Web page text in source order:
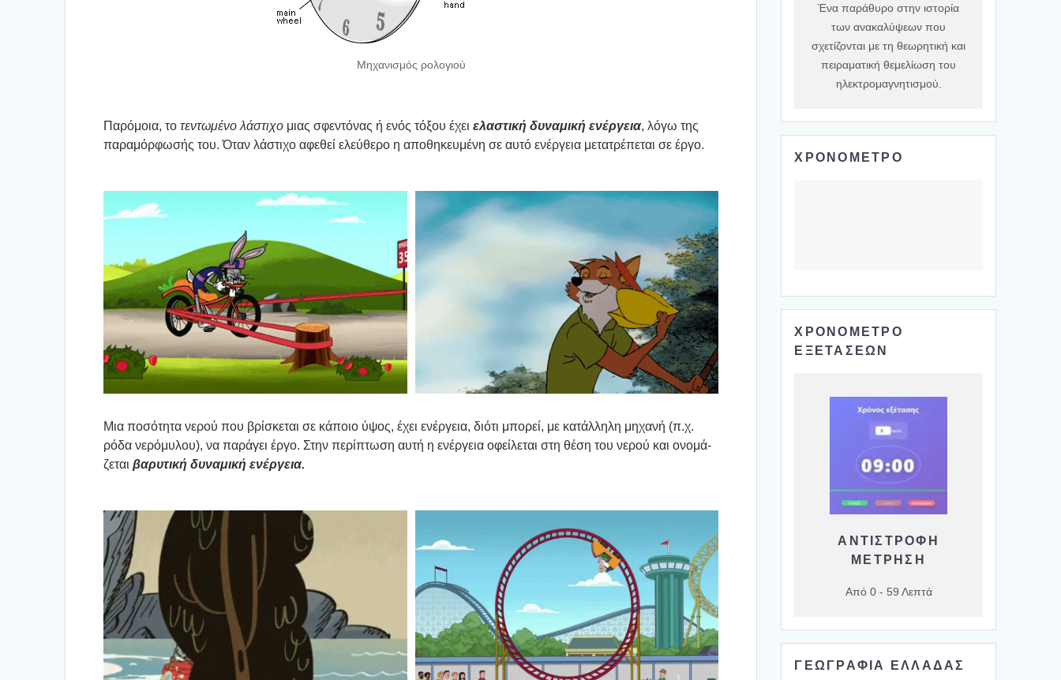
Μηχα­νι­σμός ρολο­γιού
Παρό­μοια, τοτεντω­μέ­νο λάστι­χο μιας σφε­ντό­νας ή ενός τόξου έχειελα­στι­κή δυνα­μι­κή ενέρ­γεια, λόγω της
παρα­μόρ­φω­σής του. Όταν λάστι­χο αφε­θεί ελεύ­θε­ρο η απο­θη­κευ­μέ­νη σε αυτό ενέρ­γεια μετα­τρέ­πε­ται σε έργο.
Μια ποσό­τη­τα νερού που βρί­σκε­ται σε κάποιο ύψος, έχει ενέρ­γεια, διό­τι μπο­ρεί, με κατάλ­λη­λη μηχα­νή (π.χ.
ρόδα νερό­μυ­λου), να παρά­γει έργο. Στην περί­πτω­ση αυτή η ενέρ­γεια οφεί­λε­ται στη θέση του νερού και ονο­μά­
ζε­ταιβαρυ­τι­κή δυνα­μι­κή ενέρ­γεια.
Ένα παράθυρο στην ιστορία
των ανακαλύψεων που
σχετίζονται με τη θεωρητική και
πειραματική θεμελίωση του
ηλεκτρομαγνητισμού.
ΧΡΟΝΟΜΕΤΡΟ
ΧΡΟΝΟΜΕΤΡΟ
ΕΞΕΤΑΣΕΩΝ
ΑΝΤΙΣΤΡΟΦΗ
ΜΕΤΡΗΣΗ
Από 0 - 59 Λεπτά
ΓΕΩΓΡΑΦΙΑ ΕΛΛΑΔΑΣ